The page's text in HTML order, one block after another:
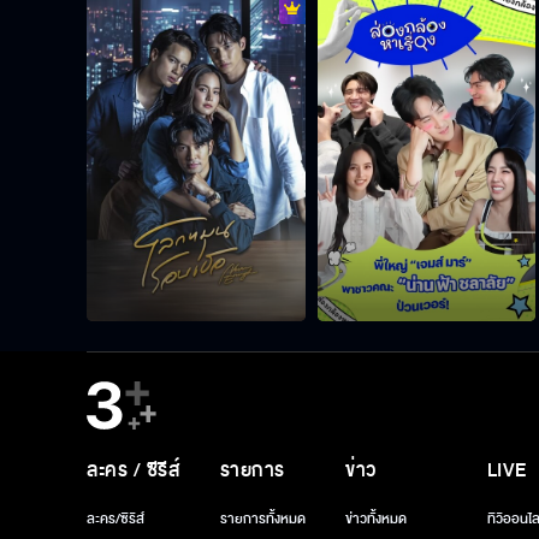
ละคร / ซีรีส์
ละคร/ซีรีส์
รายการ
รายการทั้งหมด
ข่าว
ข่าวทั้งหมด
LIVE
ทีวีออนไ